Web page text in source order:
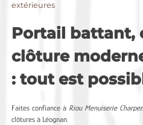
extérieures
Portail battant,
clôture
: tout est
Faites confiance à Riou Menuiserie
clôtures à Léognan.